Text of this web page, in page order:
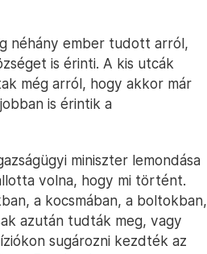
néhány ember tudott arról,
is érinti. A kis utcák
még arról, hogy akkor már
is érintik a
miniszter lemondása
volna, hogy mi történt.
a kocsmában, a boltokban,
azután tudták meg, vagy
sugározni kezdték az